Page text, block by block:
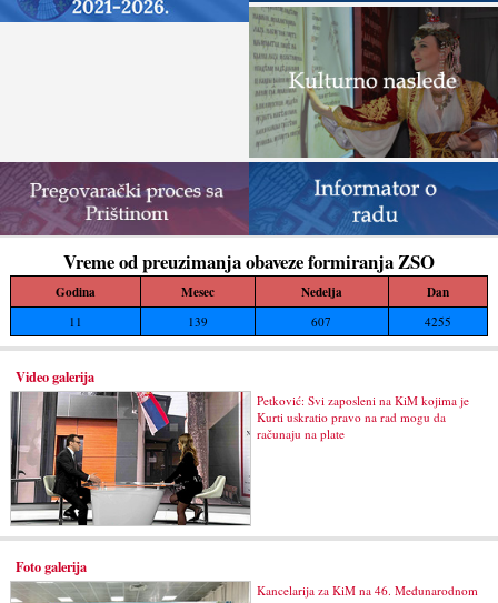
Vreme od preuzimanja obaveze formiranja ZSO
Godina Mesec Nedelja Dan
11 139 607 4255
Video galerija
Petković: Svi zaposleni na KiM kojima je
Kurti uskratio pravo na rad mogu da
računaju na plate
Foto galerija
Kancelarija za KiM na 46. Međunarodnom